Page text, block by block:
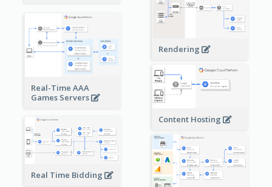
Rendering
Real-Time AAA
Games Servers
Content Hosting
Real Time Bidding